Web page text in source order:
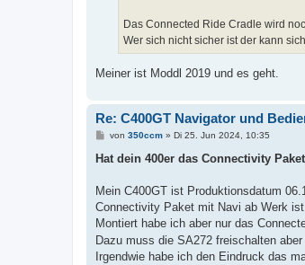
Das Connected Ride Cradle wird
Wer sich nicht sicher ist der kann
Meiner ist Moddl 2019 und es geht.
Re: C400GT Navigator und
B
i
a
von 350ccm» Di 25. Jun 2024, 10:35
Hat dein 400er das Connectivity
Mein C400GT ist Produktionsdatum
Connectivity Paket mit Navi ab Werk
Montiert habe ich aber nur das
Dazu muss die SA272 freischalten
Irgendwie habe ich den Eindruck das